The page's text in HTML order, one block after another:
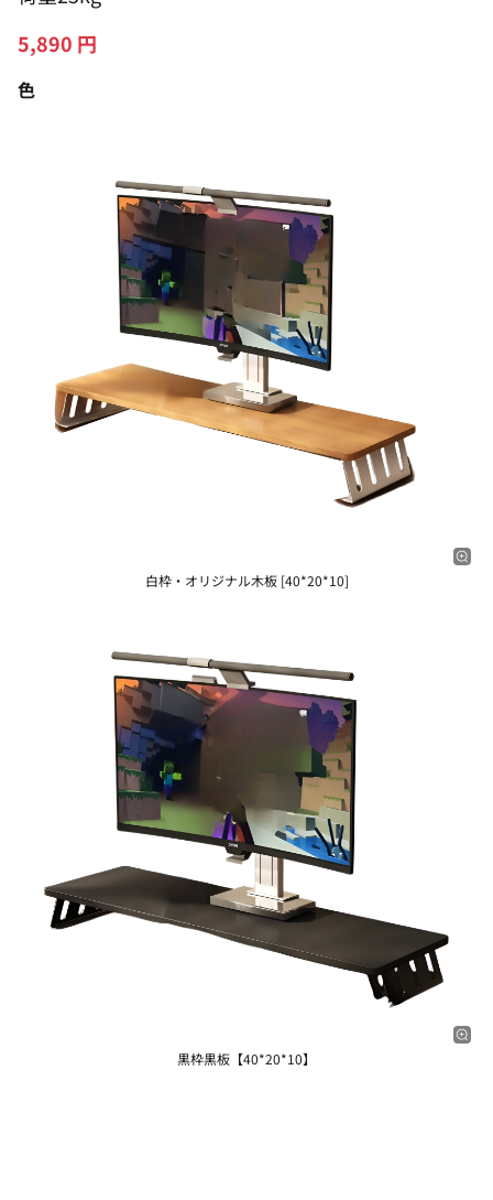
5,890 円
色
白枠・オリジナル木板 [40*20*10]
黒枠黒板【40*20*10】